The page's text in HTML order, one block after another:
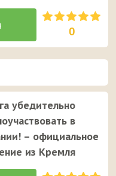
0
убедительно
в
– официальное
из Кремля